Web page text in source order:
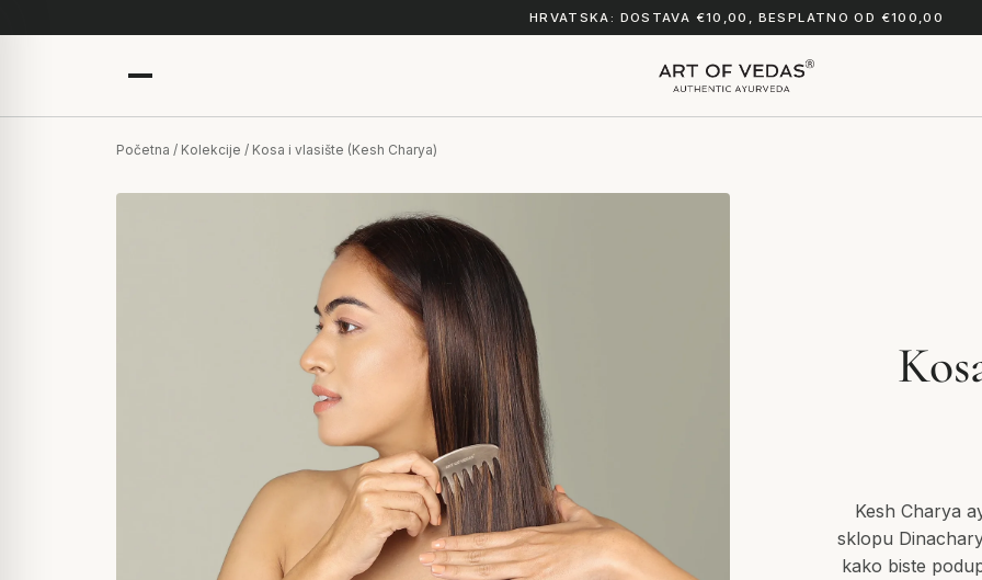
HRVATSKA: DOSTAVA €10,00, BESPLATNO OD €100,00
Početna / Kolekcije / Kosa i vlasište (Kesh Charya)
Kesh Charya
sklopu
kako biste